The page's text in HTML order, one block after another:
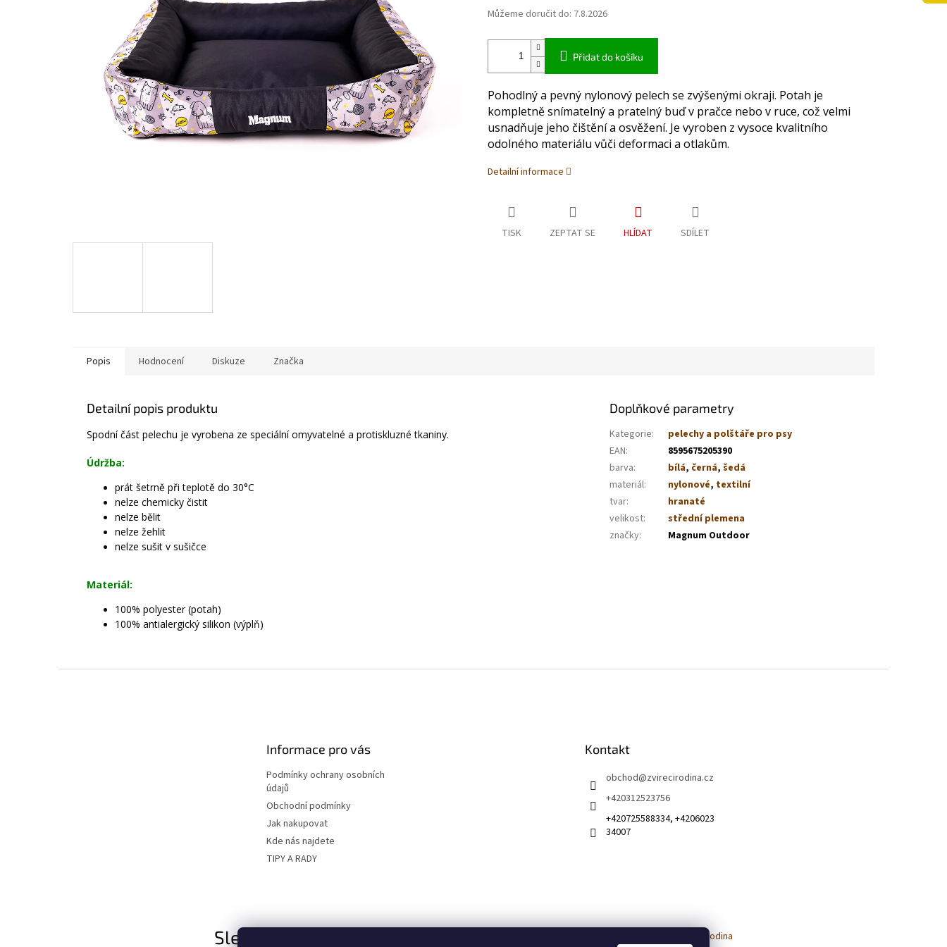
Můžeme doručit do: 7.8.2026
Přidat do košíku
Pohodlný a pevný nylonový pelech se zvýšenými okraji. Potah je
kompletně snímatelný a pratelný buď v pračce nebo v ruce, což velmi
usnadňuje jeho čištění a osvěžení. Je vyroben z vysoce kvalitního
odolného materiálu vůči deformaci a otlakům.
Detailní informace
TISK ZEPTAT SE HLÍDAT SDÍLET
Popis Hodnocení Diskuze Značka
Detailní popis produktu
Spodní část pelechu je vyrobena ze speciální omyvatelné a protiskluzné tkaniny.
Údržba:
prát šetrně při teplotě do 30°C
nelze chemicky čistit
nelze bělit
nelze žehlit
nelze sušit v sušičce
Materiál:
100% polyester (potah)
100% antialergický silikon (výplň)
Doplňkové parametry
Kategorie:
pelechy a polštáře pro psy
EAN:
8595675205390
barva: bílá, černá,šedá
materiál: nylonové, textilní
tvar:
hranaté
velikost:
střední plemena
značky: Magnum Outdoor
Informace pro vás
Podmínky ochrany osobních
údajů
Obchodní podmínky
Jak nakupovat
Kde nás najdete
TIPY A RADY
Kontakt
obchod@zvirecirodina.cz
+420312523756
+420725588334, +4206023
34007
Sledujte nás na sociálních sítích